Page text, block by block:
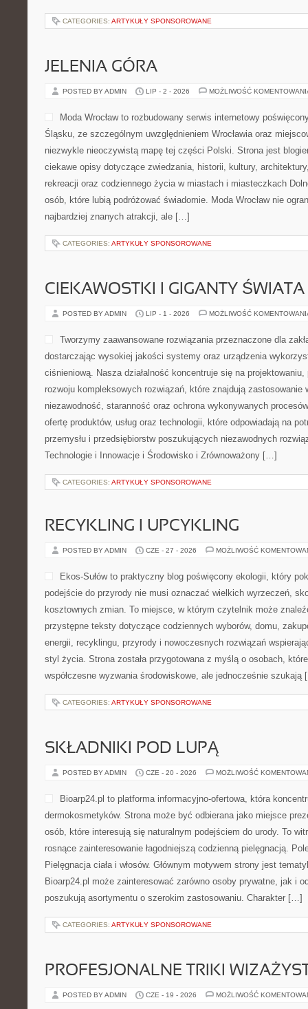
CATEGORIES: ARTYKUŁY SPONSOROWANE
JELENIA GÓRA
POSTED BY ADMIN LIP - 2 - 2026 MOŻLIWOŚĆ
Moda Wrocław to rozbudowany serwis internetowy
Śląsku, ze szczególnym uwzględnieniem Wrocławia oraz
niezwykle nieoczywistą mapę tej części Polski. Strona jest
ciekawe opisy dotyczące zwiedzania, historii, kultury,
rekreacji oraz codziennego życia w miastach i miasteczkach
osób, które lubią podróżować świadomie. Moda Wrocław nie
najbardziej znanych atrakcji, ale […]
CATEGORIES: ARTYKUŁY SPONSOROWANE
CIEKAWOSTKI I GIGANTY ŚWIATA
POSTED BY ADMIN LIP - 1 - 2026 MOŻLIWOŚĆ
Tworzymy zaawansowane rozwiązania przeznaczone dla
dostarczając wysokiej jakości systemy oraz urządzenia
ciśnieniową. Nasza działalność koncentruje się na
rozwoju kompleksowych rozwiązań, które znajdują
niezawodność, staranność oraz ochrona wykonywanych
ofertę produktów, usług oraz technologii, które odpowiadają na
przemysłu i przedsiębiorstw poszukujących niezawodnych
Technologie i Innowacje i Środowisko i Zrównoważony […]
CATEGORIES: ARTYKUŁY SPONSOROWANE
RECYKLING I UPCYKLING
POSTED BY ADMIN CZE - 27 - 2026 MOŻLIWOŚĆ
Ekos-Sułów to praktyczny blog poświęcony ekologii, który
podejście do przyrody nie musi oznaczać wielkich wyrzeczeń,
kosztownych zmian. To miejsce, w którym czytelnik może
przystępne teksty dotyczące codziennych wyborów, domu,
energii, recyklingu, przyrody i nowoczesnych rozwiązań
styl życia. Strona została przygotowana z myślą o osobach,
współczesne wyzwania środowiskowe, ale jednocześnie
CATEGORIES: ARTYKUŁY SPONSOROWANE
SKŁADNIKI POD LUPĄ
POSTED BY ADMIN CZE - 20 - 2026 MOŻLIWOŚĆ
Bioarp24.pl to platforma informacyjno-ofertowa, która
dermokosmetyków. Strona może być odbierana jako miejsce
osób, które interesują się naturalnym podejściem do urody. To
rosnące zainteresowanie łagodniejszą codzienną pielęgnacją.
Pielęgnacja ciała i włosów. Głównym motywem strony jest
Bioarp24.pl może zainteresować zarówno osoby prywatne, jak i
poszukują asortymentu o szerokim zastosowaniu. Charakter […]
CATEGORIES: ARTYKUŁY SPONSOROWANE
PROFESJONALNE TRIKI
POSTED BY ADMIN CZE - 19 - 2026 MOŻLIWOŚĆ